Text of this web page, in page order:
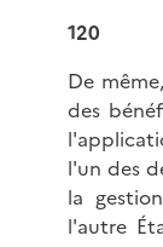
120
De
des
l'un des
la
l'autre